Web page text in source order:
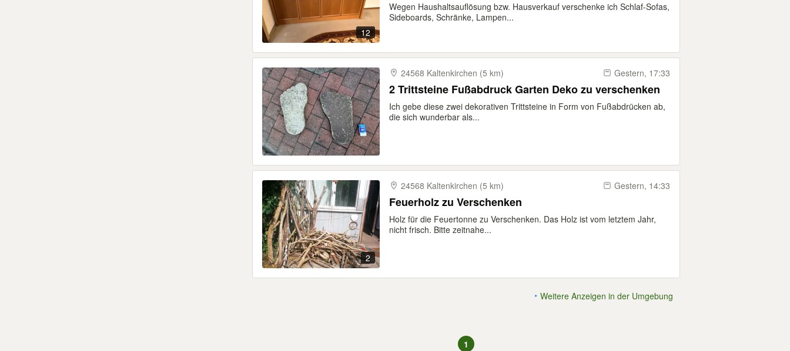
12
Wegen Haushaltsauflösung bzw. Hausverkauf verschenke ich Schlaf-Sofas,
Sideboards, Schränke, Lampen...
24568 Kaltenkirchen (5 km) Gestern, 17:33
2 Trittsteine Fußabdruck Garten Deko zu verschenken
Ich gebe diese zwei dekorativen Trittsteine in Form von Fußabdrücken ab,
die sich wunderbar als...
2
24568 Kaltenkirchen (5 km) Gestern, 14:33
Feuerholz zu Verschenken
Holz für die Feuertonne zu Verschenken. Das Holz ist vom letztem Jahr,
nicht frisch. Bitte zeitnahe...
Weitere Anzeigen in der Umgebung
1